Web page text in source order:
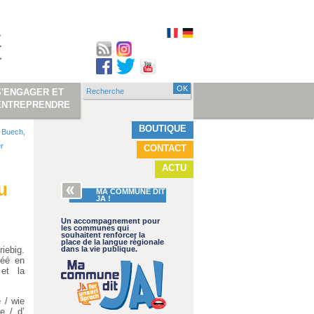
BOUTIQUE
CONTACT
ACTU
MA COMMUNE DIT
JA !
Un accompagnement pour
les communes qui
souhaitent renforcer la
place de la langue régionale
dans la vie publique.
en
et la
/ wie
/ d’
ET
Formulaire de
Recherche